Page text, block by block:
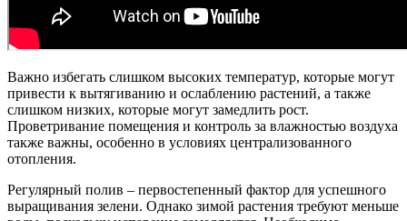
Важно избегать слишком высоких температур, которые могут
привести к вытягиванию и ослаблению растений, а также
слишком низких, которые могут замедлить рост.
Проветривание помещения и контроль за влажностью воздуха
также важны, особенно в условиях централизованного
отопления.
Регулярный полив – первостепенный фактор для успешного
выращивания зелени. Однако зимой растения требуют меньше